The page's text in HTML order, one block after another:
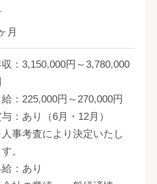
月
：3,150,000円～3,780,000
給：225,000円～270,000円
：あり（6月・12月）
事考査により決定いたし
。
：あり